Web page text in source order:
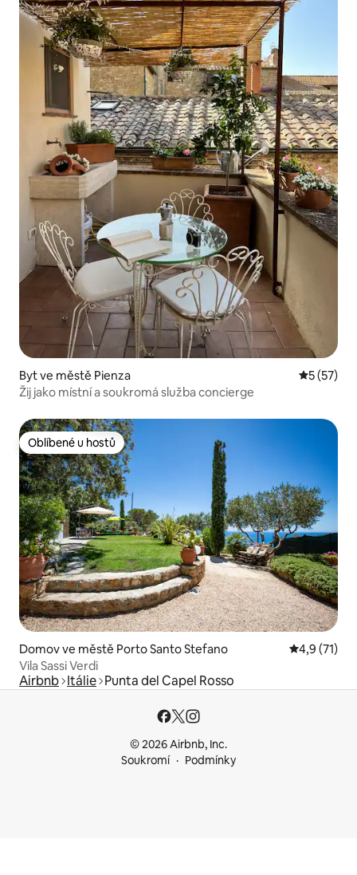
Byt ve městě Pienza Průměrné
5 (57)
Žij jako místní a soukromá služba concierge
Oblíbené u hostů
Oblíbené u hostů
Domov ve městě Porto Santo Stefano Průměrné
4,9 (71)
Vila Sassi Verdi
Airbnb Itálie Punta del Capel Rosso
© 2026 Airbnb, Inc.
Soukromí
Podmínky